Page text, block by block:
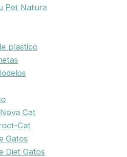
Pet Natura
plastico
Cat
Cat
Gatos
Diet Gatos